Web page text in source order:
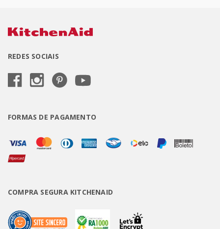
REDES SOCIAIS
FORMAS DE PAGAMENTO
COMPRA SEGURA KITCHENAID